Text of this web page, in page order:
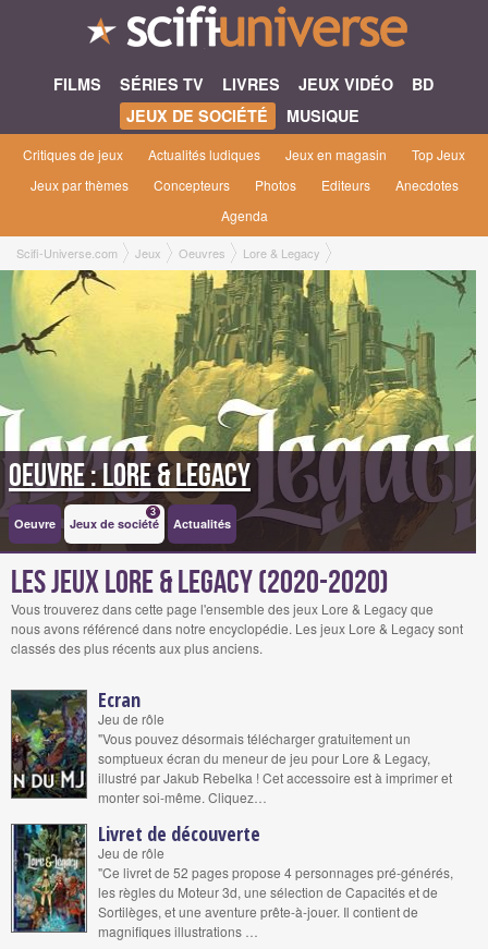
FILMS SÉRIES TV LIVRES JEUX VIDÉO
BD
JEUX DE SOCIÉTÉ
MUSIQUE
Critiques de jeux Actualités ludiques Jeux en magasin
Top Jeux
Jeux par thèmes
Concepteurs Photos Editeurs
Anecdotes
Agenda
Scifi-Universe.com Jeux Oeuvres Lore & Legacy
Oeuvre : Lore & Legacy
Oeuvre Jeux de société
3
Actualités
Les jeux Lore & Legacy (2020-2020)
Vous trouverez dans cette page l'ensemble des jeux Lore & Legacy que
nous avons référencé dans notre encyclopédie. Les jeux Lore & Legacy sont
classés des plus récents aux plus anciens.
Ecran
Jeu de rôle
"Vous pouvez désormais télécharger gratuitement un
somptueux écran du meneur de jeu pour Lore & Legacy,
illustré par Jakub Rebelka ! Cet accessoire est à imprimer et
monter soi-même. Cliquez…
Livret de découverte
Jeu de rôle
"Ce livret de 52 pages propose 4 personnages pré-générés,
les règles du Moteur 3d, une sélection de Capacités et de
Sortilèges, et une aventure prête-à-jouer. Il contient de
magnifiques illustrations …